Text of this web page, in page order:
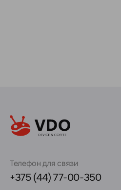
Телефон для связи
+375 (44) 77-00-350